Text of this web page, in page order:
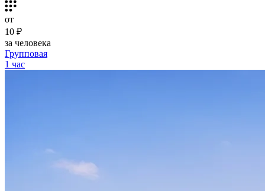
от
10 ₽
за человека
Групповая
1 час